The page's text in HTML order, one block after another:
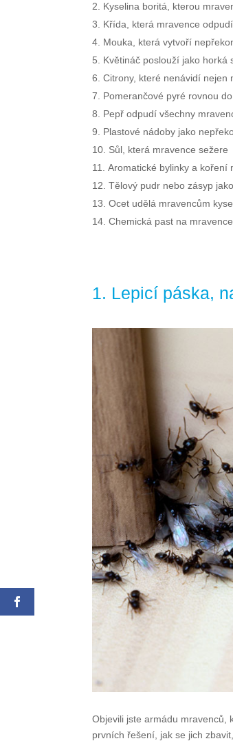
Kyselina boritá, kterou
Křída, která mravence odpudí
Mouka, která vytvoří
Květináč poslouží jako horká
Citrony, které nenávidí nejen
Pomerančové pyré rovnou
Pepř odpudí všechny
Plastové nádoby jako
Sůl, která mravence sežere
Aromatické bylinky a koření
Tělový pudr nebo zásyp
Ocet udělá mravencům
Chemická past na mravence
1. Lepicí páska,
Objevili jste armádu mravenců,
prvních řešení, jak se jich